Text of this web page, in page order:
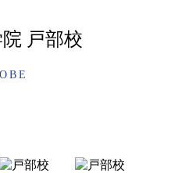
戸部校